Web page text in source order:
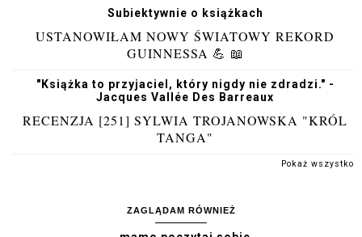
Subiektywnie o książkach
USTANOWIŁAM NOWY ŚWIATOWY REKORD
GUINNESSA 💪 📖
"Książka to przyjaciel, który nigdy nie zdradzi." -
Jacques Vallée Des Barreaux
RECENZJA [251] SYLWIA TROJANOWSKA "KRÓL
TANGA"
Pokaż wszystko
ZAGLĄDAM RÓWNIEŻ